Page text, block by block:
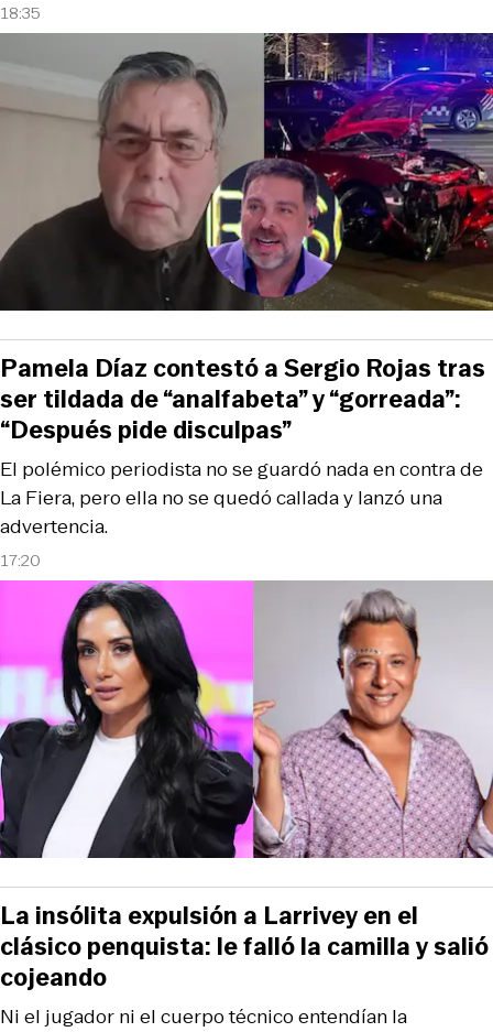
18:35
17:20
El polémico periodista no se guardó nada en contra de
La Fiera, pero ella no se quedó callada y lanzó una
advertencia.
Pamela Díaz contestó a Sergio Rojas tras
ser tildada de “analfabeta” y “gorreada”:
“Después pide disculpas”
Ni el jugador ni el cuerpo técnico entendían la
La insólita expulsión a Larrivey en el
clásico penquista: le falló la camilla y salió
cojeando